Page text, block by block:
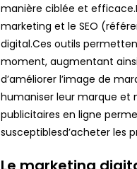
manière ciblée et
marketing et le SEO
digital.Ces outils
moment, augmentant
d’améliorer l’image de
humaniser leur marque et
publicitaires en ligne
susceptiblesd’acheter les